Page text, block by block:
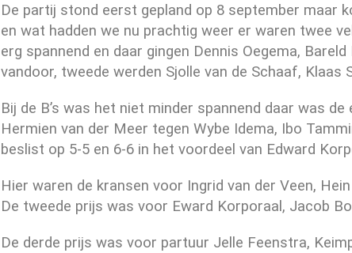
De partij stond eerst gepland op 8 september maar
en wat hadden we nu prachtig weer er waren twee
erg spannend en daar gingen Dennis Oegema,
vandoor, tweede werden Sjolle van de Schaaf, Klaas
Bij de B’s was het niet minder spannend daar was
Hermien van der Meer tegen Wybe Idema, Ibo
beslist op 5-5 en 6-6 in het voordeel van Edward
Hier waren de kransen voor Ingrid van der Veen,
De tweede prijs was voor Eward Korporaal, Jacob
De derde prijs was voor partuur Jelle Feenstra,